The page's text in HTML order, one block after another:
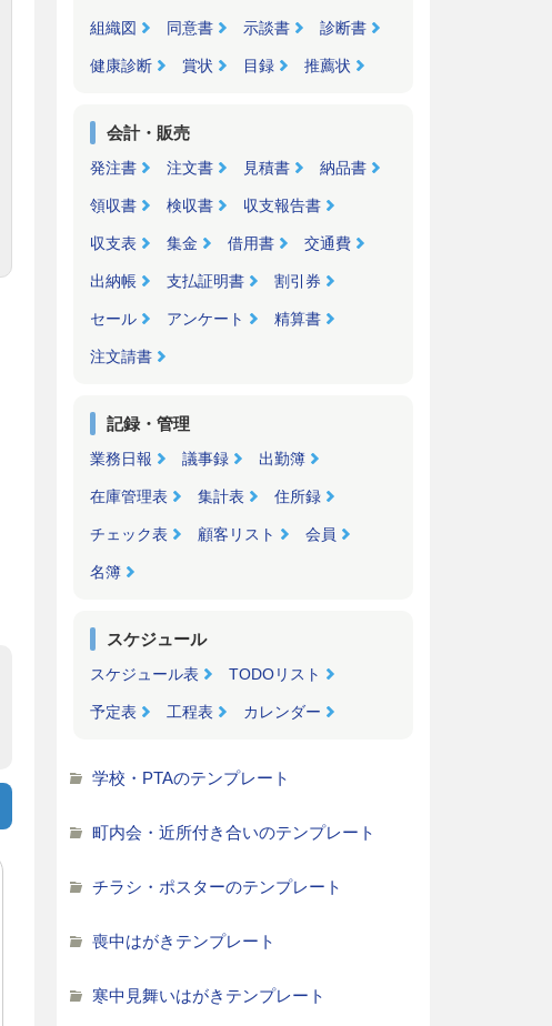
組織図 同意書 示談書 診断書
健康診断 賞状 目録 推薦状
会計・販売
発注書 注文書 見積書 納品書
領収書 検収書 収支報告書
収支表 集金 借用書 交通費
出納帳 支払証明書 割引券
セール アンケート 精算書
注文請書
記録・管理
業務日報 議事録 出勤簿
在庫管理表 集計表 住所録
チェック表 顧客リスト 会員
名簿
スケジュール
スケジュール表 TODOリスト
予定表 工程表 カレンダー
学校・PTAのテンプレート
町内会・近所付き合いのテンプレート
チラシ・ポスターのテンプレート
喪中はがきテンプレート
寒中見舞いはがきテンプレート